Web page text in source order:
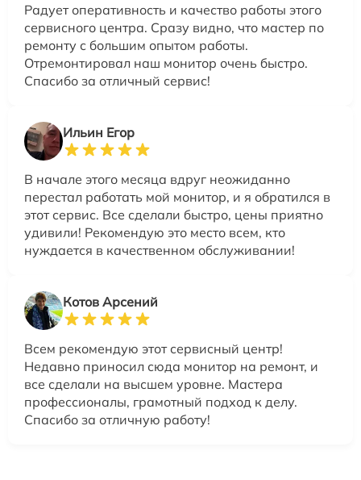
Радует оперативность и качество работы этого
сервисного центра. Сразу видно, что мастер по
ремонту с большим опытом работы.
Отремонтировал наш монитор очень быстро.
Спасибо за отличный сервис!
Ильин Егор
В начале этого месяца вдруг неожиданно
перестал работать мой монитор, и я обратился в
этот сервис. Все сделали быстро, цены приятно
удивили! Рекомендую это место всем, кто
нуждается в качественном обслуживании!
Котов Арсений
Всем рекомендую этот сервисный центр!
Недавно приносил сюда монитор на ремонт, и
все сделали на высшем уровне. Мастера
профессионалы, грамотный подход к делу.
Спасибо за отличную работу!